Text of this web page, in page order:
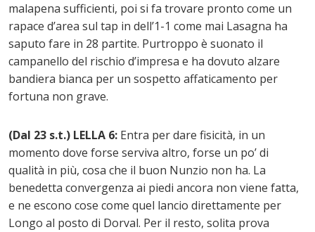
malapena sufficienti, poi si fa trovare pronto come un
rapace d’area sul tap in dell’1-1 come mai Lasagna ha
saputo fare in 28 partite. Purtroppo è suonato il
campanello del rischio d’impresa e ha dovuto alzare
bandiera bianca per un sospetto affaticamento per
fortuna non grave.
(Dal 23 s.t.) LELLA 6: Entra per dare fisicità, in un
momento dove forse serviva altro, forse un po’ di
qualità in più, cosa che il buon Nunzio non ha. La
benedetta convergenza ai piedi ancora non viene fatta,
e ne escono cose come quel lancio direttamente per
Longo al posto di Dorval. Per il resto, solita prova